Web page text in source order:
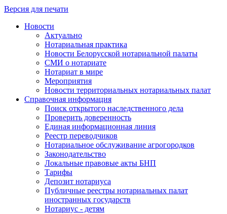
Версия для печати
Новости
Актуально
Нотариальная практика
Новости Белорусской нотариальной палаты
СМИ о нотариате
Нотариат в мире
Мероприятия
Новости территориальных нотариальных палат
Справочная информация
Поиск открытого наследственного дела
Проверить доверенность
Единая информационная линия
Реестр переводчиков
Нотариальное обслуживание агрогородков
Законодательство
Локальные правовые акты БНП
Тарифы
Депозит нотариуса
Публичные реестры нотариальных палат
иностранных государств
Нотариус - детям